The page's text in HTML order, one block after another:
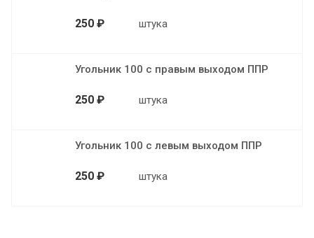
250 ₽ штука
Угольник 100 с правым выходом ППР
250 ₽ штука
Угольник 100 с левым выходом ППР
250 ₽ штука